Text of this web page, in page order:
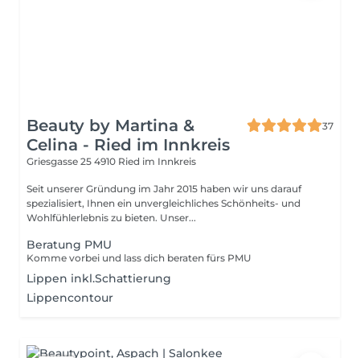
Beauty by Martina &
Celina - Ried im Innkreis
37
Griesgasse 25 4910 Ried im Innkreis
Seit unserer Gründung im Jahr 2015 haben wir uns darauf
spezialisiert, Ihnen ein unvergleichliches Schönheits- und
Wohlfühlerlebnis zu bieten. Unser...
Beratung PMU
Komme vorbei und lass dich beraten fürs PMU
Lippen inkl.Schattierung
Lippencontour